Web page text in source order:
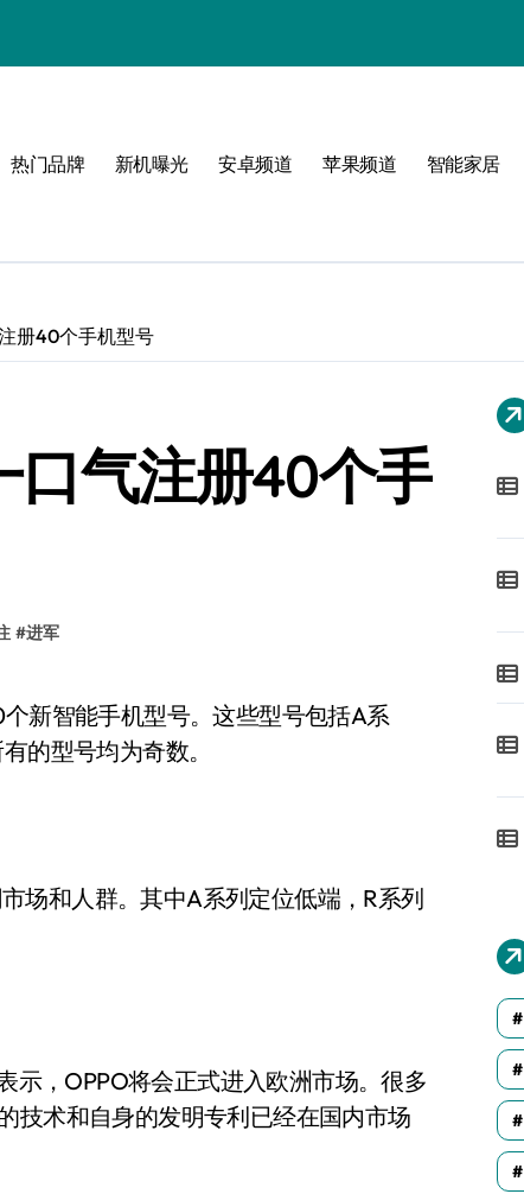
热门品牌 新机曝光 安卓频道 苹果频道 智能家居
册40个手机型号
口气注册40个手
#进军
的型号均为奇数。
场和人群。其中A系列定位低端，R系列
示，OPPO将会正式进入欧洲市场。很多
技术和自身的发明专利已经在国内市场